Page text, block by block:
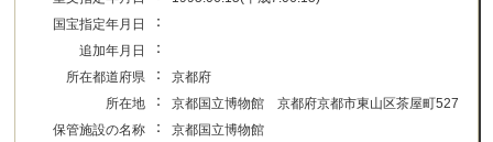
国宝指定年月日
：
追加年月日 ：
所在都道府県 ：
京都府
所在地
：
京都国立博物館 京都府京都市東山区茶屋町527
保管施設の名称
：
京都国立博物館